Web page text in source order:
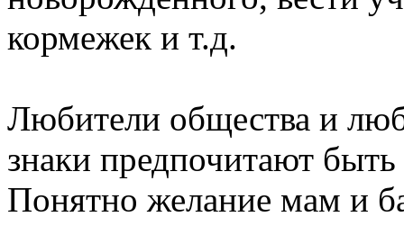
кормежек и т.д.
Любители общества и
знаки предпочитают
Понятно желание мам и